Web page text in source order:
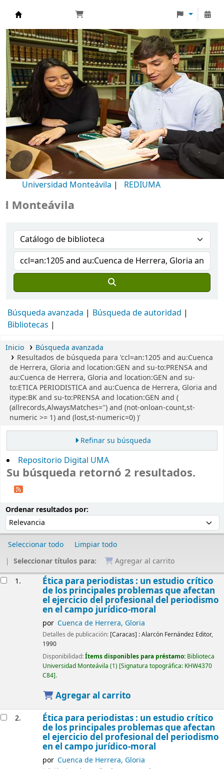
Biblioteca Universidad Monteávila
Universidad Monteávila | REDIUMA
Búsqueda avanzada
Búsqueda de autoridad
Bibliotecas
Inicio
Búsqueda avanzada
Resultados de búsqueda para 'ccl=an:1205 and au:Cuenca
de Herrera, Gloria and location:GEN and su-to:PRENSA and
au:Cuenca de Herrera, Gloria and location:GEN and su-
to:ETICA PERIODISTICA and au:Cuenca de Herrera, Gloria and
itype:BK and su-to:PRENSA and location:GEN and (
(allrecords,AlwaysMatches='') and (not-onloan-count,st-
numeric >= 1) and (lost,st-numeric=0) )'
Refinar su búsqueda
Repositorio Digital UMA
Su búsqueda retornó 2 resultados.
Ordenar resultados por:
Seleccionar todo
Limpiar todo
Seleccionar títulos para:
Agregar al carrito
1. Ética para periodistas : un estudio crítico
de los principales problemas que afectan
el ejercicio del profesional del periodismo
en el campo jurídico-moral
por Cuenca de Herrera, Gloria
Detalles de publicación: [Caracas] :Alarcón Fernández Editor,
1990
Disponibilidad:Ítems disponibles para préstamo: Biblioteca
Universidad Monteávila (1) Signatura topográfica: KHW4370
C84 .
Agregar al carrito
2. Ética para periodistas : un estudio crítico
de los principales problemas que afectan
el ejercicio del profesional del periodismo
en el campo jurídico-moral
por Cuenca de Herrera, Gloria